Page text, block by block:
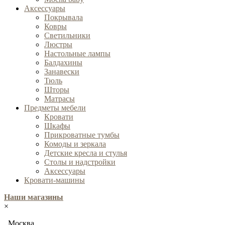
Аксессуары
Покрывала
Ковры
Cветильники
Люстры
Настольные лампы
Балдахины
Занавески
Тюль
Шторы
Матрасы
Предметы мебели
Кровати
Шкафы
Прикроватные тумбы
Комоды и зеркала
Детские кресла и стулья
Столы и надстройки
Аксессуары
Кровати-машины
Наши магазины
×
Москва,